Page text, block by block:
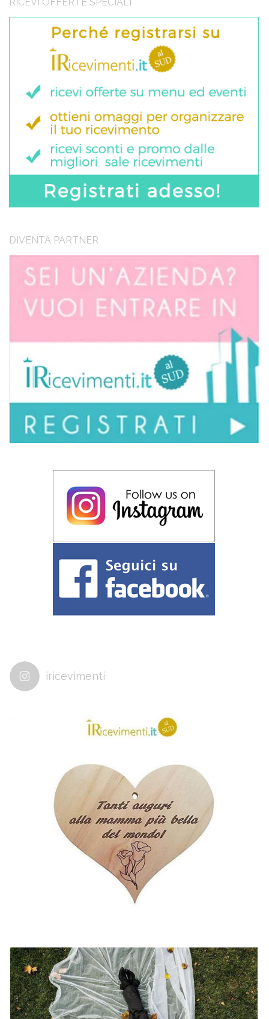
RICEVI OFFERTE SPECIALI
DIVENTA PARTNER
iricevimenti